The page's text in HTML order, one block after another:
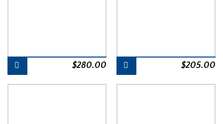
$280.00 $205.00